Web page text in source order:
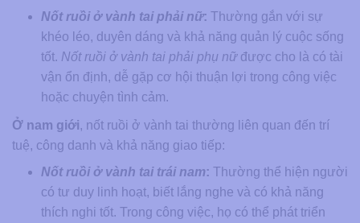
Nốt ruồi ở vành tai phải nữ: Thường gắn với sự
khéo léo, duyên dáng và khả năng quản lý cuộc sống
tốt. Nốt ruồi ở vành tai phải phụ nữđược cho là có tài
vận ổn định, dễ gặp cơ hội thuận lợi trong công việc
hoặc chuyện tình cảm.
Ở nam giới, nốt ruồi ở vành tai thường liên quan đến trí
tuệ, công danh và khả năng giao tiếp:
Nốt ruồi ở vành tai trái nam: Thường thể hiện người
có tư duy linh hoạt, biết lắng nghe và có khả năng
thích nghi tốt. Trong công việc, họ có thể phát triển